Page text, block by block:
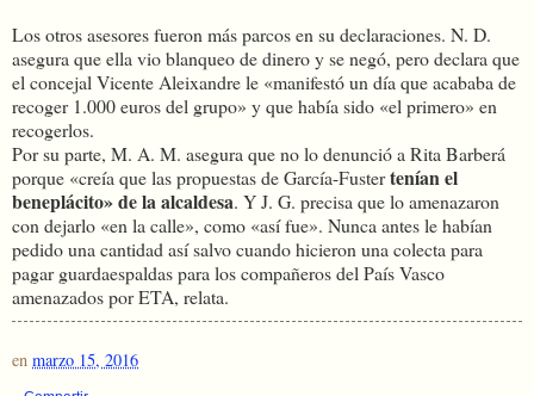
Los otros asesores fueron más parcos en su declaraciones. N. D.
asegura que ella vio blanqueo de dinero y se negó, pero declara que
el concejal Vicente Aleixandre le «manifestó un día que acababa de
recoger 1.000 euros del grupo» y que había sido «el primero» en
recogerlos.
Por su parte, M. A. M. asegura que no lo denunció a Rita Barberá
porque «creía que las propuestas de García-Fustertenían el
beneplácito» de la alcaldesa. Y J. G. precisa que lo amenazaron
con dejarlo «en la calle», como «así fue». Nunca antes le habían
pedido una cantidad así salvo cuando hicieron una colecta para
pagar guardaespaldas para los compañeros del País Vasco
amenazados por ETA, relata.
en marzo 15, 2016